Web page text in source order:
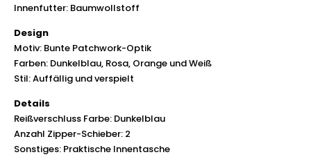
Innenfutter: Baumwollstoff
Design
Motiv: Bunte Patchwork-Optik
Farben: Dunkelblau, Rosa, Orange und Weiß
Stil: Auffällig und verspielt
Details
Reißverschluss Farbe: Dunkelblau
Anzahl Zipper-Schieber: 2
Sonstiges: Praktische Innentasche